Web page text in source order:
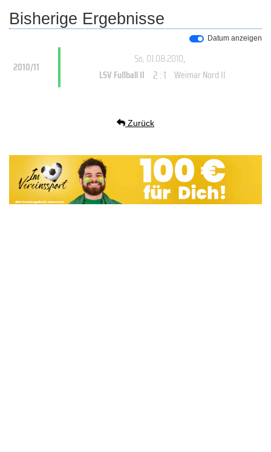
Bisherige Ergebnisse
Datum anzeigen
2010/11
So, 01.08.2010,
LSV Fußball II
2 : 1 Weimar Nord II
Zurück